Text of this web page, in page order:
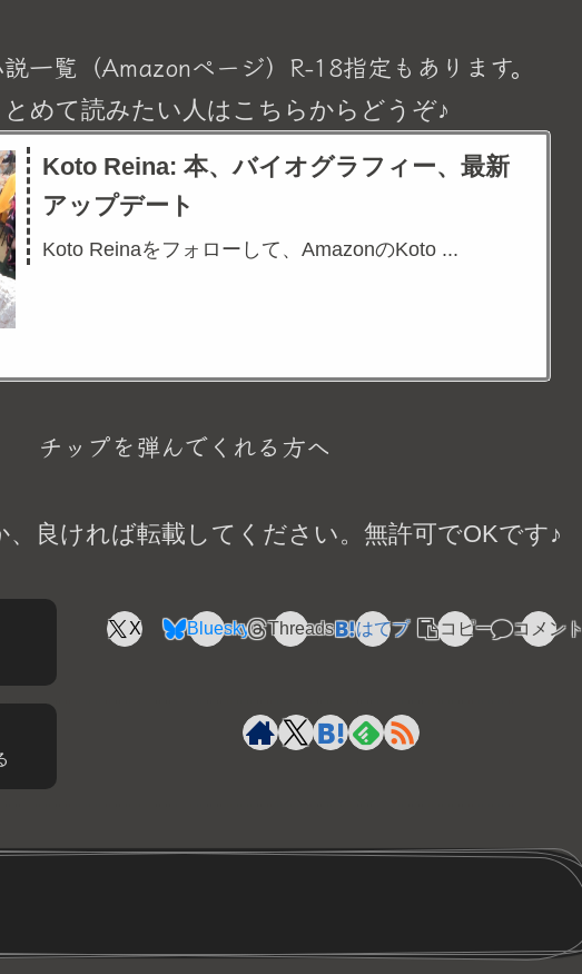
一覧（Amazonページ）R-18指定もあります。
めて読みたい人はこちらからどうぞ♪
Koto Reina: 本、バイオグラフィー、最新
アップデート
Koto Reinaをフォローして、AmazonのKoto ...
チップを弾んでくれる方へ
、良ければ転載してください。無許可でOKです♪
X Bluesky Threads はてブ コピー コメント